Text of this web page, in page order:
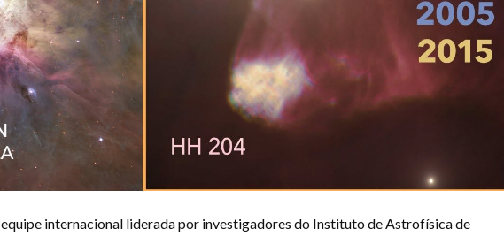
internacional liderada por investigadores do Instituto de Astrofísica de